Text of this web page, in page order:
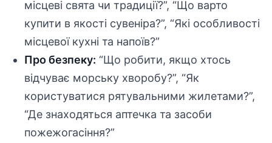
місцеві свята чи традиції?”, “Що варто
купити в якості сувеніра?”, “Які особливості
місцевої кухні та напоїв?”
Про безпеку: “Що робити, якщо хтось
відчуває морську хворобу?”, “Як
користуватися рятувальними жилетами?”,
“Де знаходяться аптечка та засоби
пожежогасіння?”